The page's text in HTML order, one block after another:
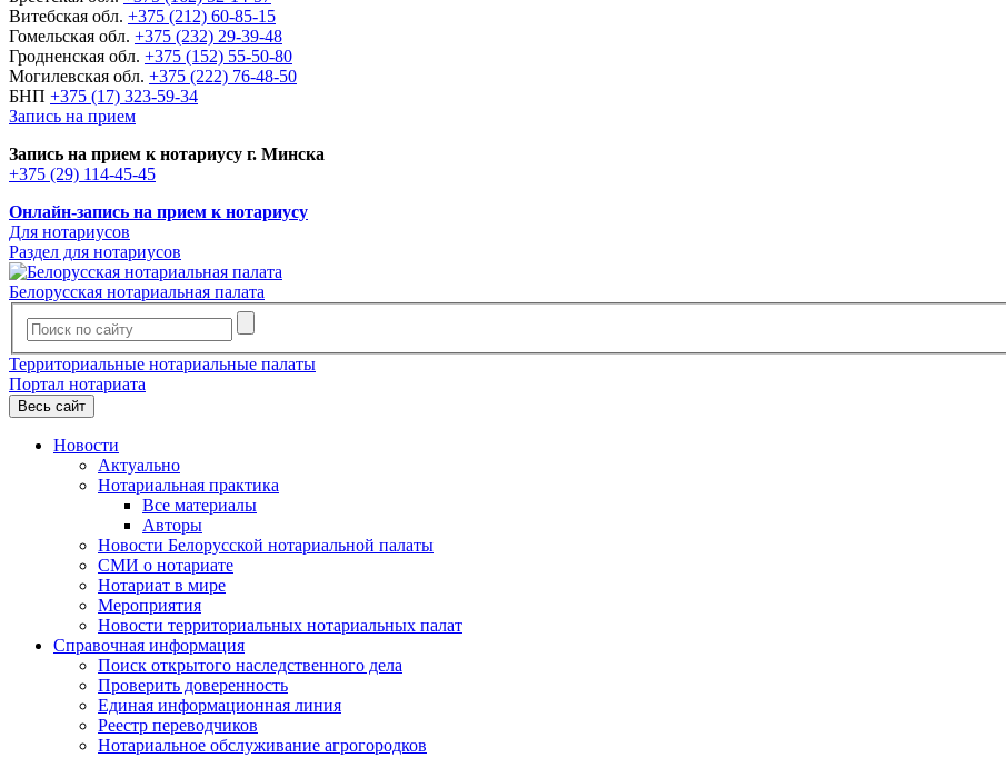
Витебская обл. +375 (212) 60-85-15
Гомельская обл. +375 (232) 29-39-48
Гродненская обл. +375 (152) 55-50-80
Могилевская обл. +375 (222) 76-48-50
БНП +375 (17) 323-59-34
Запись на прием
Запись на прием к нотариусу г. Минска
+375 (29) 114-45-45
Онлайн-запись на прием к нотариусу
Для нотариусов
Раздел для нотариусов
Белорусская нотариальная палата
Территориальные нотариальные палаты
Портал нотариата
Весь сайт
Новости
Актуально
Нотариальная практика
Все материалы
Авторы
Новости Белорусской нотариальной палаты
СМИ о нотариате
Нотариат в мире
Мероприятия
Новости территориальных нотариальных палат
Справочная информация
Поиск открытого наследственного дела
Проверить доверенность
Единая информационная линия
Реестр переводчиков
Нотариальное обслуживание агрогородков